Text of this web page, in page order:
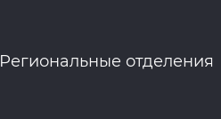
Региональные отделения